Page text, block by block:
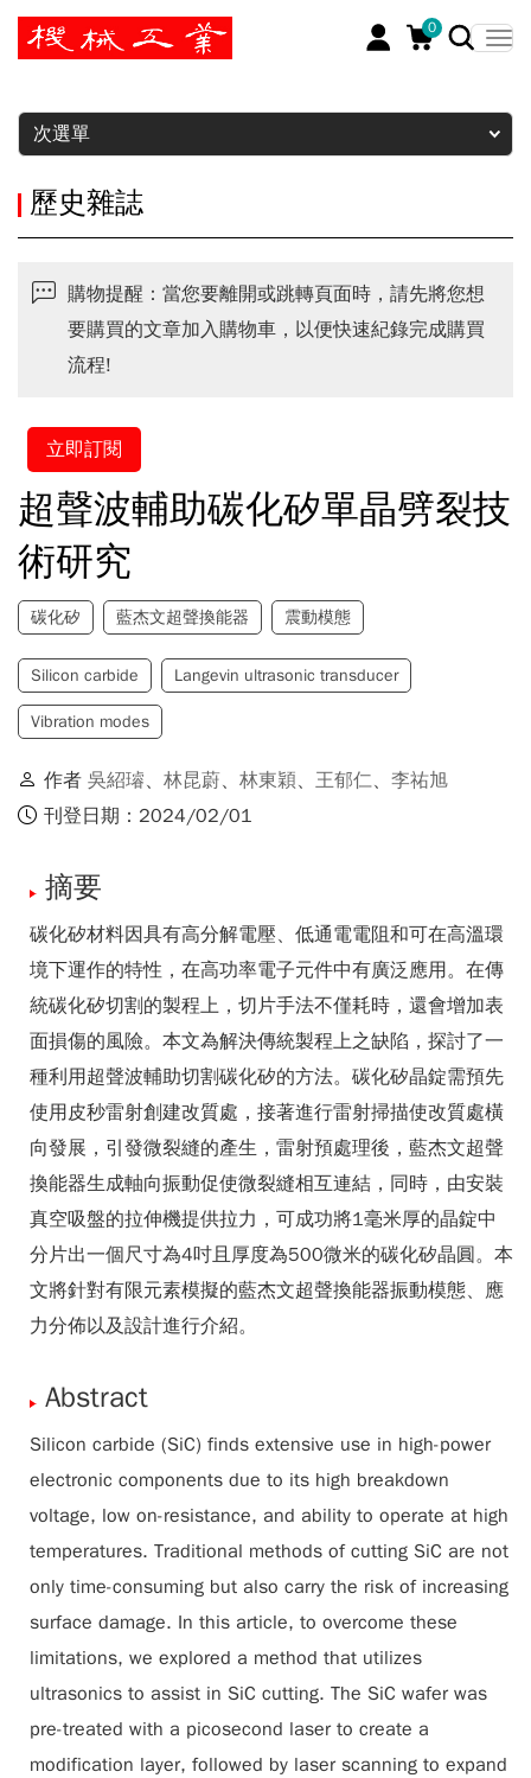
0
暫停
次選單
歷史雜誌
購物提醒：當您要離開或跳轉頁面時，請先將您想
要購買的文章加入購物車，以便快速紀錄完成購買
流程!
立即訂閱
超聲波輔助碳化矽單晶劈裂技
術研究
碳化矽 藍杰文超聲換能器 震動模態
Silicon carbide Langevin ultrasonic transducer
Vibration modes
作者 吳紹璿、 林昆蔚、 林東穎、 王郁仁、 李祐旭
刊登日期：2024/02/01
摘要
碳化矽材料因具有高分解電壓、低通電電阻和可在高溫環
境下運作的特性，在高功率電子元件中有廣泛應用。在傳
統碳化矽切割的製程上，切片手法不僅耗時，還會增加表
面損傷的風險。本文為解決傳統製程上之缺陷，探討了一
種利用超聲波輔助切割碳化矽的方法。碳化矽晶錠需預先
使用皮秒雷射創建改質處，接著進行雷射掃描使改質處橫
向發展，引發微裂縫的產生，雷射預處理後，藍杰文超聲
換能器生成軸向振動促使微裂縫相互連結，同時，由安裝
真空吸盤的拉伸機提供拉力，可成功將1毫米厚的晶錠中
分片出一個尺寸為4吋且厚度為500微米的碳化矽晶圓。本
文將針對有限元素模擬的藍杰文超聲換能器振動模態、應
力分佈以及設計進行介紹。
Abstract
Silicon carbide (SiC) finds extensive use in high-power
electronic components due to its high breakdown
voltage, low on-resistance, and ability to operate at high
temperatures. Traditional methods of cutting SiC are not
only time-consuming but also carry the risk of increasing
surface damage. In this article, to overcome these
limitations, we explored a method that utilizes
ultrasonics to assist in SiC cutting. The SiC wafer was
pre-treated with a picosecond laser to create a
modification layer, followed by laser scanning to expand